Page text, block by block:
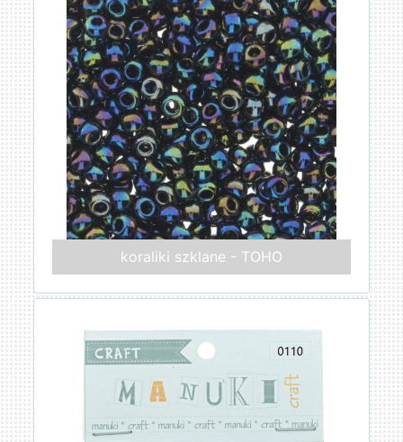
koraliki szklane - TOHO